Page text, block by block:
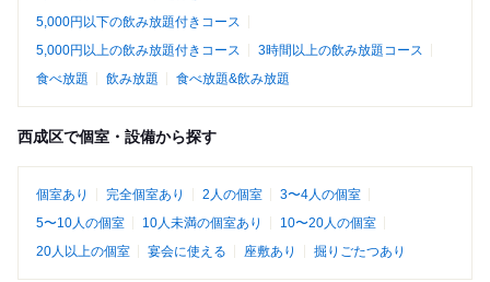
5,000円以下の飲み放題付きコース
5,000円以上の飲み放題付きコース
3時間以上の飲み放題コース
食べ放題
飲み放題 食べ放題&飲み放題
西成区で個室・設備から探す
個室あり 完全個室あり 2人の個室
3〜4人の個室
5〜10人の個室
10人未満の個室あり
10〜20人の個室
20人以上の個室
宴会に使える 座敷あり 掘りごたつあり